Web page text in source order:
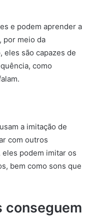
e podem aprender a
por meio da
eles são capazes de
como
a imitação de
com outros
podem imitar os
bem como sons que
conseguem